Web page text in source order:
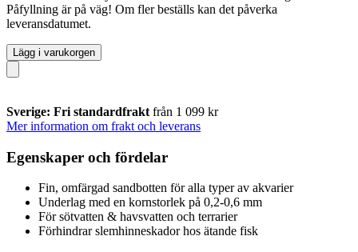
Påfyllning är på väg! Om fler beställs kan det påverka
leveransdatumet.
Lägg i varukorgen
Sverige: Fri standardfrakt från 1 099 kr
Mer information om frakt och leverans
Egenskaper och fördelar
Fin, omfärgad sandbotten för alla typer av akvarier
Underlag med en kornstorlek på 0,2-0,6 mm
För sötvatten & havsvatten och terrarier
Förhindrar slemhinneskador hos ätande fisk